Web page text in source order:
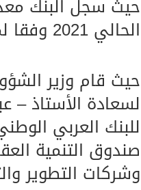
الحالي 2021 وفقا لمؤشرات سكني.
حيث قام وزير
لسعادة الأستاذ –
صندوق التنمية
وشركات التطوير